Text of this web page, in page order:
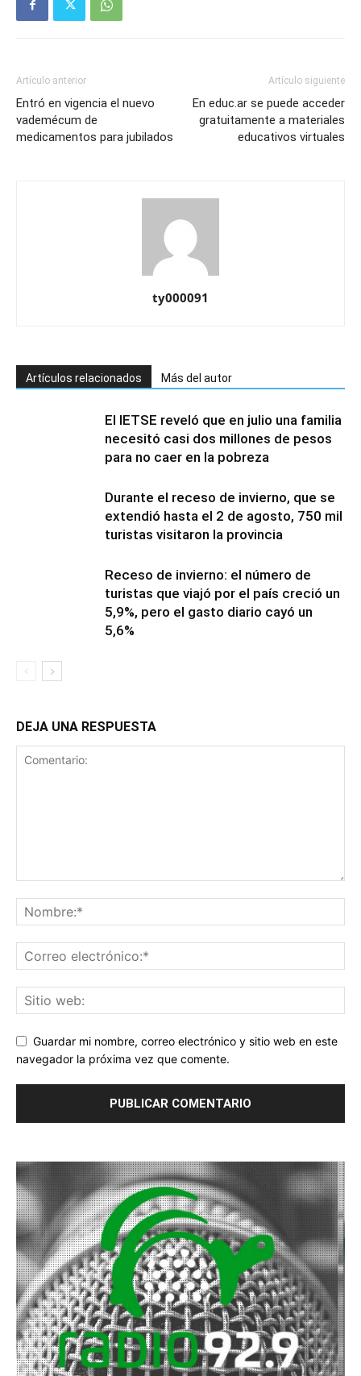
Artículo anterior
Entró en vigencia el nuevo
vademécum de
medicamentos para jubilados
Artículo siguiente
En educ.ar se puede acceder
gratuitamente a materiales
educativos virtuales
ty000091
Artículos relacionados Más del autor
El IETSE reveló que en julio una familia
necesitó casi dos millones de pesos
para no caer en la pobreza
Durante el receso de invierno, que se
extendió hasta el 2 de agosto, 750 mil
turistas visitaron la provincia
Receso de invierno: el número de
turistas que viajó por el país creció un
5,9%, pero el gasto diario cayó un
5,6%
DEJA UNA RESPUESTA
Guardar mi nombre, correo electrónico y sitio web en este
navegador la próxima vez que comente.